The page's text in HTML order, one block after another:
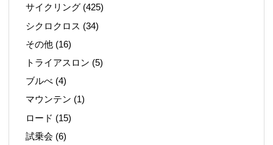
サイクリング (425)
シクロクロス (34)
その他 (16)
トライアスロン (5)
ブルべ (4)
マウンテン (1)
ロード (15)
試乗会 (6)